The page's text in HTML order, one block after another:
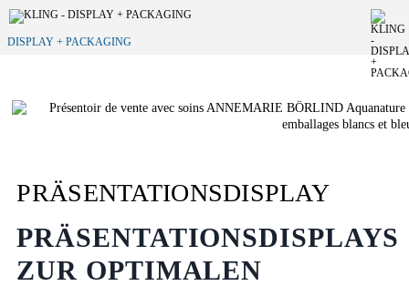
DISPLAY + PACKAGING
PRÄSENTATIONSDISPLAY
PRÄSENTATIONSDISPLAYS
ZUR OPTIMALEN